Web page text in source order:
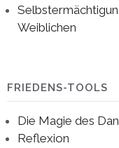
Weiblichen
FRIEDENS-TOOLS
Die Magie des
Reflexion